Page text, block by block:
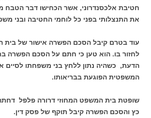
חטיבת אלכסנדרוני, אשר הכחישו דבר הטבח
את התנצלותי בפני כל לוחמי החטיבה ובני
עוד בטרם קיבל הסכם הפשרה אישור של בית
לחזור בו. הוא טען כי חתם על הסכם הפשרה
הדעת, כשהיה נתון ללחץ בני משפחתו לסיים
המשפטית הפוגעת בבריאותו.
שופטת בית המשפט המחוזי דרורה פלפל
כץ והסכם הפשרה קיבל תוקף של פסק דין.